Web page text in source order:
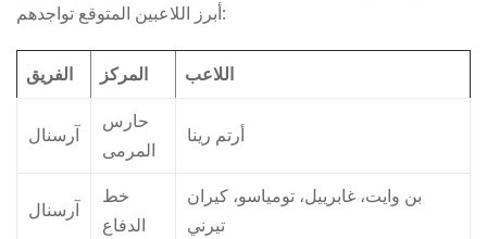
أبرز اللاعبين المتوقع تواجدهم:
الفريق المركز اللاعب
آرسنال
حارس
المرمى
أرتم رينا
آرسنال
خط
الدفاع
بن وايت، غابرييل، تومياسو، كيران
تيرني